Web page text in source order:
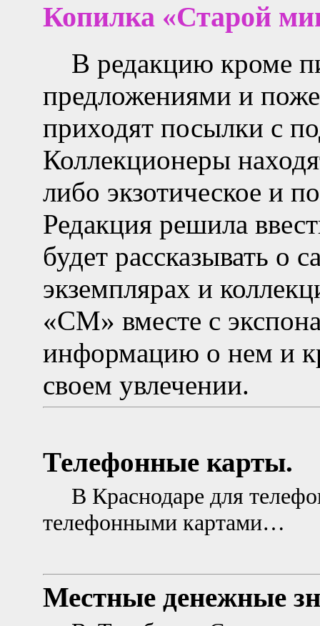
Копилка «Старой
В редакцию кроме
предложениями и
приходят посылки с
Коллекционеры
либо экзотическое и
Редакция решила
будет рассказывать о
экземплярах и
«СМ» вместе с
информацию о нем и
своем увлечении.
Телефонные карты.
В Краснодаре для
телефонными картами…
Местные денежные